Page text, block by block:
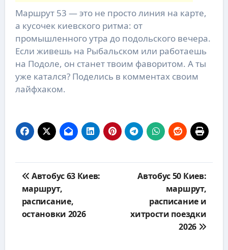
Маршрут 53 — это не просто линия на карте,
а кусочек киевского ритма: от
промышленного утра до подольского вечера.
Если живешь на Рыбальском или работаешь
на Подоле, он станет твоим фаворитом. А ты
уже катался? Поделись в комментах своим
лайфхаком.
по
записям
Автобус 63 Киев:
маршрут,
расписание,
остановки 2026
Автобус 50 Киев:
маршрут,
расписание и
хитрости поездки
2026